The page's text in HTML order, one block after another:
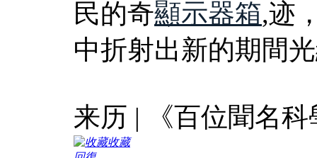
民的奇顯示器箱,迹
中折射出新的期間
来历 | 《百位聞名
收藏